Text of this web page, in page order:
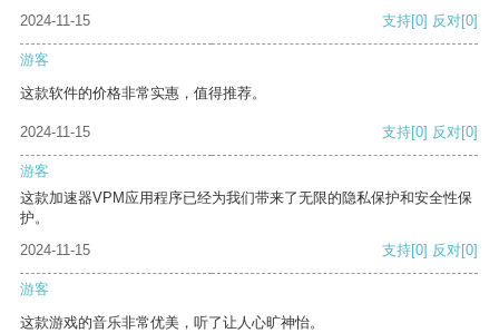
2024-11-15 支持[0] 反对[0]
游客
这款软件的价格非常实惠，值得推荐。
2024-11-15 支持[0] 反对[0]
游客
这款加速器VPM应用程序已经为我们带来了无限的隐私保护和安全性保
护。
2024-11-15
支持[0] 反对[0]
游客
这款游戏的音乐非常优美，听了让人心旷神怡。